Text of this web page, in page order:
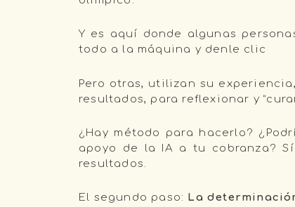
Y es aquí donde algunas
todo a la máquina y denle clic
Pero otras, utilizan su
resultados, para reflexionar y
¿Hay método para hacerlo?
apoyo de la IA a tu cobranza?
resultados.
El segundo paso: La